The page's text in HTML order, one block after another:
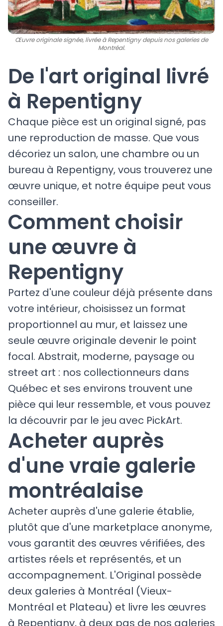
Œuvre originale signée, livrée à Repentigny depuis nos galeries de
Montréal.
De l'art original livré
à Repentigny
Chaque pièce est un original signé, pas
une reproduction de masse. Que vous
décoriez un salon, une chambre ou un
bureau à Repentigny, vous trouverez une
œuvre unique, et notre équipe peut vous
conseiller.
Comment choisir
une œuvre à
Repentigny
Partez d'une couleur déjà présente dans
votre intérieur, choisissez un format
proportionnel au mur, et laissez une
seule œuvre originale devenir le point
focal. Abstrait, moderne, paysage ou
street art : nos collectionneurs dans
Québec et ses environs trouvent une
pièce qui leur ressemble, et vous pouvez
la découvrir par le jeu avec PickArt.
Acheter auprès
d'une vraie galerie
montréalaise
Acheter auprès d'une galerie établie,
plutôt que d'une marketplace anonyme,
vous garantit des œuvres vérifiées, des
artistes réels et représentés, et un
accompagnement. L'Original possède
deux galeries à Montréal (Vieux-
Montréal et Plateau) et livre les œuvres
à Repentigny, à deux pas de nos galeries